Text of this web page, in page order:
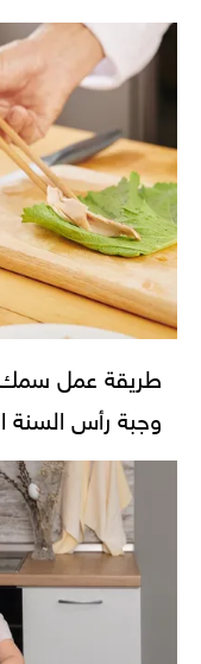
طريقة عمل سمك
وجبة رأس السنة